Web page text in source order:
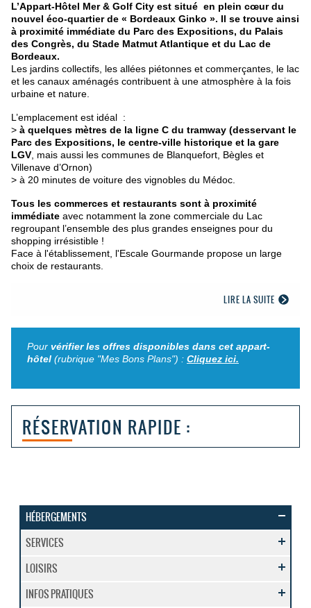
L’Appart-Hôtel Mer & Golf City est situé en plein cœur du
nouvel éco-quartier de « Bordeaux Ginko ». Il se trouve ainsi
à proximité immédiate du Parc des Expositions, du Palais
des Congrès, du Stade Matmut Atlantique et du Lac de
Bordeaux.
Les jardins collectifs, les allées piétonnes et commerçantes, le lac
et les canaux aménagés contribuent à une atmosphère à la fois
urbaine et nature.
L’emplacement est idéal :
> à quelques mètres de la ligne C du tramway (desservant le
Parc des Expositions, le centre-ville historique et la gare
LGV , mais aussi les communes de Blanquefort, Bègles et
Villenave d’Ornon)
> à 20 minutes de voiture des vignobles du Médoc.
Tous les commerces et restaurants sont à proximité
immédiate avec notamment la zone commerciale du Lac
regroupant l’ensemble des plus grandes enseignes pour du
shopping irrésistible !
Face à l'établissement, l'Escale Gourmande propose un large
choix de restaurants.
LIRE LA SUITE
Pour vérifier les offres disponibles dans cet appart-
hôtel (rubrique "Mes Bons Plans") : Cliquez ici.
RÉSERVATION RAPIDE :
HÉBERGEMENTS
SERVICES
LOISIRS
INFOS PRATIQUES